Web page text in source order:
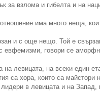
за взлома и гибелта и на
има много неща,
и с още нещо. Той е
евфемизми, говори се
на левицата, на всеки един
са хора, които са
в левицата и на Запад,